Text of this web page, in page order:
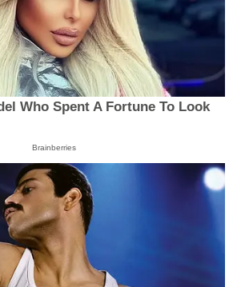
Who Spent A Fortune To Look
Brainberries